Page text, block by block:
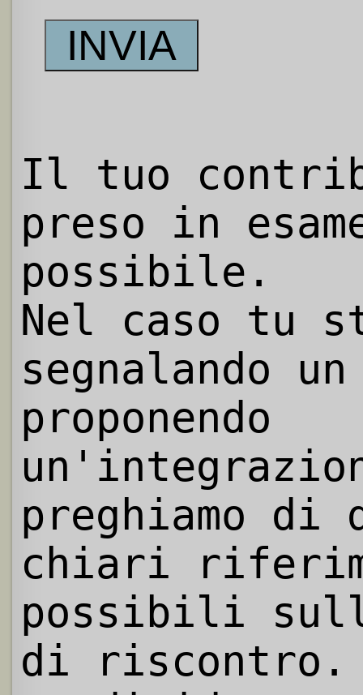
Il tuo
preso in
possibile.
Nel caso tu
segnalando
proponendo
preghiamo
chiari
possibili
di riscontro.